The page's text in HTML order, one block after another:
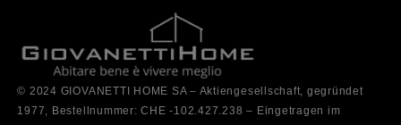
© 2024 GIOVANETTI HOME SA – Aktiengesellschaft, gegründet
1977, Bestellnummer: CHE -102.427.238 – Eingetragen im